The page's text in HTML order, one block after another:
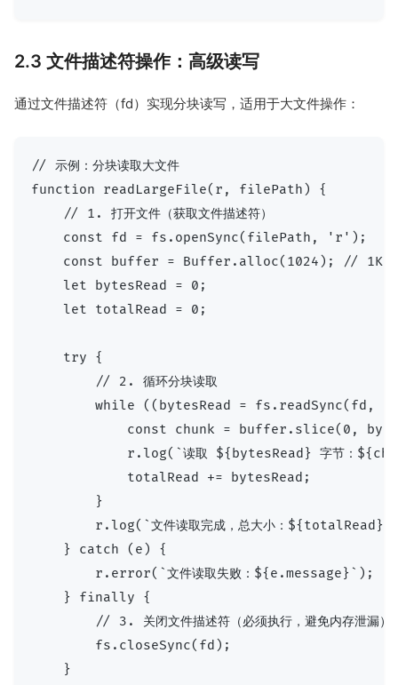
2.3 文件描述符操作：高级读写
通过文件描述符（fd）实现分块读写，适用于大文件操作：
// 示例：分块读取大文件
function readLargeFile(r, filePath) {
    // 1. 打开文件（获取文件描述符）
    const fd = fs.openSync(filePath, 'r');
const buffer = Buffer.alloc(1024); // 1KB
    let bytesRead = 0;
    let totalRead = 0;
    try {
        // 2. 循环分块读取
while ((bytesRead = fs.readSync(fd,
const chunk = buffer.slice(0,
r.log(`读取 ${bytesRead} 字节：
            totalRead += bytesRead;
        }
r.log(`文件读取完成，总大小：${totalRead}
    } catch (e) {
        r.error(`文件读取失败：${e.message}`);
    } finally {
        // 3. 关闭文件描述符（必须执行，避免内存泄漏）
        fs.closeSync(fd);
    }